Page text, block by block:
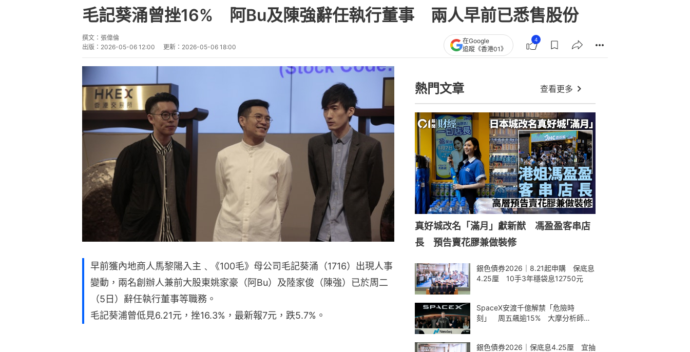
毛記葵涌曾挫16% 阿Bu及陳強辭任執行董事 兩人早前已悉售股份
撰文： 張偉倫
出版： 2026-05-06 12:00 更新： 2026-05-06 18:00
在Google
追蹤《香港01》
4
早前獲內地商人馬黎陽入主﹑《100毛》母公司毛記葵涌（1716）出現人事
變動，兩名創辦人兼前大股東姚家豪（阿Bu）及陸家俊（陳強）已於周二
（5日）辭任執行董事等職務。
毛記葵浦曾低見6.21元，挫16.3%，最新報7元，跌5.7%。
熱門文章 查看更多
真好城改名「滿月」獻新猷 馮盈盈客串店
長 預告賣花膠兼做裝修
銀色債券2026｜8.21起申購 保底息
4.25厘 10手3年穩袋息12750元
SpaceX安渡千億解禁「危險時
刻」 周五飆逾15% 大摩分析師神
銀色債券2026｜保底息4.25厘 宜抽